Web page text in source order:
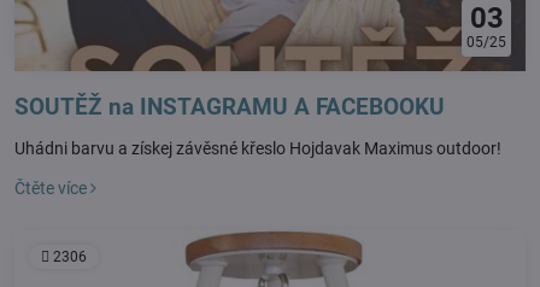
03
05/25
SOUTĚŽ na INSTAGRAMU A FACEBOOKU
Uhádni barvu a získej závěsné křeslo Hojdavak Maximus outdoor!
Čtěte více
2306